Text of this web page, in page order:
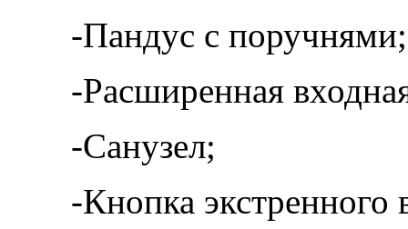
-Пандус с поручнями;
-Расширенная
-Санузел;
-Кнопка экстренного